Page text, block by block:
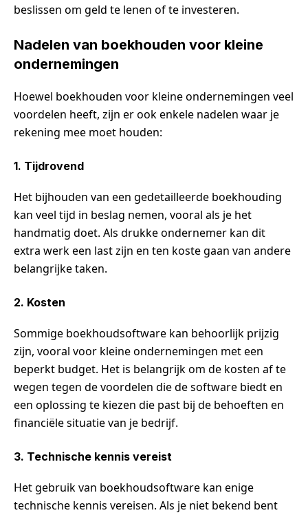
beslissen om geld te lenen of te investeren.
Nadelen van boekhouden voor kleine
ondernemingen
Hoewel boekhouden voor kleine ondernemingen veel
voordelen heeft, zijn er ook enkele nadelen waar je
rekening mee moet houden:
1. Tijdrovend
Het bijhouden van een gedetailleerde boekhouding
kan veel tijd in beslag nemen, vooral als je het
handmatig doet. Als drukke ondernemer kan dit
extra werk een last zijn en ten koste gaan van andere
belangrijke taken.
2. Kosten
Sommige boekhoudsoftware kan behoorlijk prijzig
zijn, vooral voor kleine ondernemingen met een
beperkt budget. Het is belangrijk om de kosten af te
wegen tegen de voordelen die de software biedt en
een oplossing te kiezen die past bij de behoeften en
financiële situatie van je bedrijf.
3. Technische kennis vereist
Het gebruik van boekhoudsoftware kan enige
technische kennis vereisen. Als je niet bekend bent